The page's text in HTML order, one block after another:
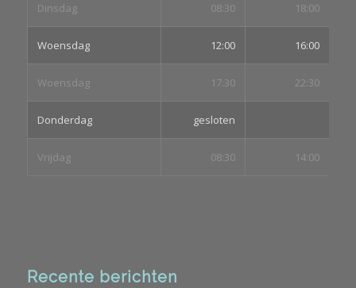
Dinsdag 08:30 18:00
Woensdag 12:00 16:00
Woensdag 17:30 22:30
Donderdag gesloten
Vrijdag 08:30 14:00
Recente berichten